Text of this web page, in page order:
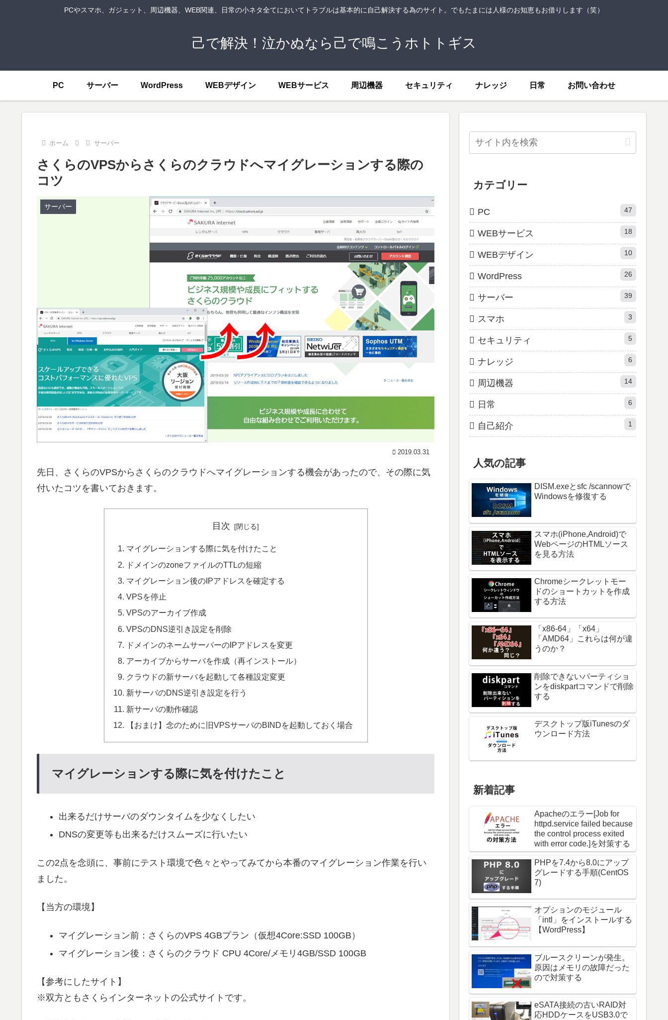
PCやスマホ、ガジェット、周辺機器、WEB関連、日常の小ネタ全てにおいてトラブルは基本的に自己解決する為のサイト。でもたまには人様のお知恵もお借りします（笑）
己で解決！泣かぬなら己で鳴こうホトトギス
PC サーバー WordPress WEBデザイン WEBサービス 周辺機器 セキュリティ ナレッジ 日常 お問い合わせ
ホーム サーバー
さくらのVPSからさくらのクラウドへマイグレーションする際の
コツ
サーバー
2019.03.31
先日、さくらのVPSからさくらのクラウドへマイグレーションする機会があったので、その際に気
付いたコツを書いておきます。
目次
マイグレーションする際に気を付けたこと
ドメインのzoneファイルのTTLの短縮
マイグレーション後のIPアドレスを確定する
VPSを停止
VPSのアーカイブ作成
VPSのDNS逆引き設定を削除
ドメインのネームサーバーのIPアドレスを変更
アーカイブからサーバを作成（再インストール）
クラウドの新サーバを起動して各種設定変更
新サーバのDNS逆引き設定を行う
新サーバの動作確認
【おまけ】念のために旧VPSサーバのBINDを起動しておく場合
マイグレーションする際に気を付けたこと
出来るだけサーバのダウンタイムを少なくしたい
DNSの変更等も出来るだけスムーズに行いたい
この2点を念頭に、事前にテスト環境で色々とやってみてから本番のマイグレーション作業を行い
ました。
【当方の環境】
マイグレーション前：さくらのVPS 4GBプラン（仮想4Core:SSD 100GB）
マイグレーション後：さくらのクラウド CPU 4Core/メモリ4GB/SSD 100GB
【参考にしたサイト】
※双方ともさくらインターネットの公式サイトです。
カテゴリー
PC 47
WEBサービス 18
WEBデザイン 10
WordPress 26
サーバー 39
スマホ 3
セキュリティ 5
ナレッジ 6
周辺機器 14
日常 6
自己紹介 1
人気の記事
DISM.exeとsfc /scannowで
Windowsを修復する
スマホ(iPhone,Android)で
WebページのHTMLソース
を見る方法
Chromeシークレットモー
ドのショートカットを作成
する方法
「x86-64」「x64」
「AMD64」これらは何が違
うのか？
削除できないパーティショ
ンをdiskpartコマンドで削除
する
デスクトップ版iTunesのダ
ウンロード方法
新着記事
Apacheのエラー[Job for
httpd.service failed because
the control process exited
with error code.]を対策する
PHPを7.4から8.0にアップ
グレードする手順(CentOS
7)
オプションのモジュール
「intl」をインストールする
【WordPress】
ブルースクリーンが発生。
原因はメモリの故障だった
ので対策する
eSATA接続の古いRAID対
応HDDケースをUSB3.0で